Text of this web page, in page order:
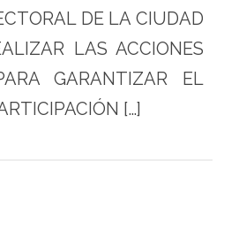
DE LA CIUDAD
LAS ACCIONES
GARANTIZAR EL
[…]